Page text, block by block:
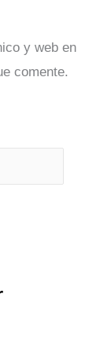
y web en
comente.